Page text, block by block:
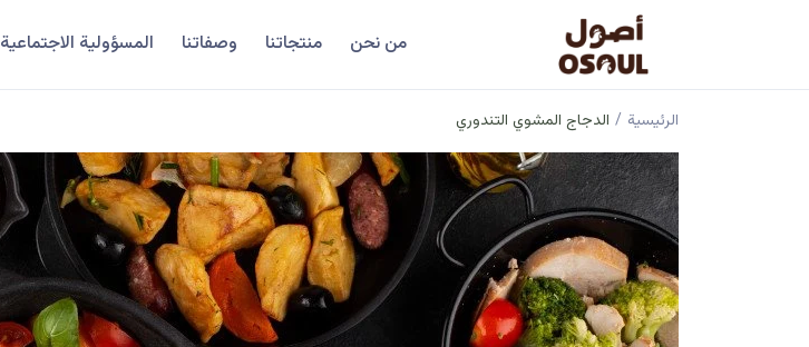
من نحن منتجاتنا وصفاتنا المسؤولية الاجتماعية
الرئيسية / الدجاج المشوي التندوري